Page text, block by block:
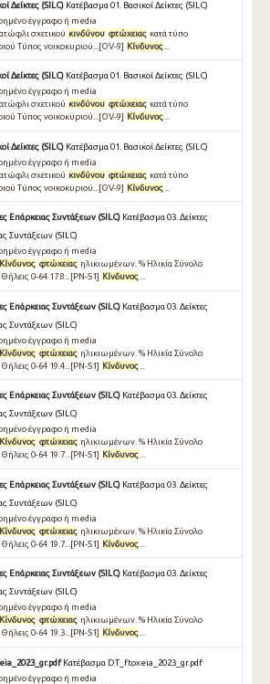
Δείκτες (SILC) Κατέβασμα 01. Βασικοί Δείκτες (SILC)
έγγραφο ή media
σχετικού κινδύνου φτώχειας κατά τύπο
Τύπος νοικοκυριού...[OV-9] Κίνδυνος
Δείκτες (SILC) Κατέβασμα 01. Βασικοί Δείκτες (SILC)
έγγραφο ή media
σχετικού κινδύνου φτώχειας κατά τύπο
Τύπος νοικοκυριού...[OV-9] Κίνδυνος...
Δείκτες (SILC) Κατέβασμα 01. Βασικοί Δείκτες (SILC)
έγγραφο ή media
σχετικού κινδύνου φτώχειας κατά τύπο
Τύπος νοικοκυριού...[OV-9] Κίνδυνος
Επάρκειας Συντάξεων (SILC) Κατέβασμα 03. Δείκτες
Συντάξεων (SILC)
έγγραφο ή media
Κίνδυνος φτώχειας ηλικιωμένων. % Ηλικία Σύνολο
0-64 17.8...[PN-S1] Κίνδυνος...
Επάρκειας Συντάξεων (SILC) Κατέβασμα 03. Δείκτες
Συντάξεων (SILC)
έγγραφο ή media
Κίνδυνος φτώχειας ηλικιωμένων. % Ηλικία Σύνολο
0-64 19.4...[PN-S1] Κίνδυνος
Επάρκειας Συντάξεων (SILC) Κατέβασμα 03. Δείκτες
Συντάξεων (SILC)
έγγραφο ή media
Κίνδυνος φτώχειας ηλικιωμένων. % Ηλικία Σύνολο
0-64 19.7...[PN-S1] Κίνδυνος...
Επάρκειας Συντάξεων (SILC) Κατέβασμα 03. Δείκτες
Συντάξεων (SILC)
έγγραφο ή media
Κίνδυνος φτώχειας ηλικιωμένων. % Ηλικία Σύνολο
0-64 19.7...[PN-S1] Κίνδυνος
Επάρκειας Συντάξεων (SILC) Κατέβασμα 03. Δείκτες
Συντάξεων (SILC)
έγγραφο ή media
Κίνδυνος φτώχειας ηλικιωμένων. % Ηλικία Σύνολο
0-64 19.3...[PN-S1] Κίνδυνος...
Κατέβασμα DT_ftoxeia_2023_gr.pdf
έγγραφο ή media